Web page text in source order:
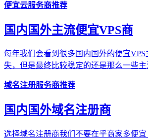
便宜云服务商推荐
国内国外主流便宜VPS商
每年我们会看到很多国内国外的便宜
失，但是最终比较稳定的还是那么一些主
域名注册服务商推荐
国内国外域名注册商
选择域名注册商我们不要在乎商家多便